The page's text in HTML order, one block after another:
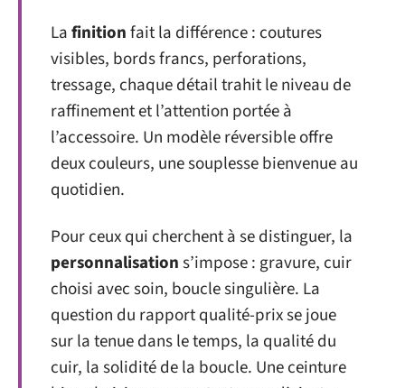
Lafinitionfait la différence : coutures
visibles, bords francs, perforations,
tressage, chaque détail trahit le niveau de
raffinement et l’attention portée à
l’accessoire. Un modèle réversible offre
deux couleurs, une souplesse bienvenue au
quotidien.
Pour ceux qui cherchent à se distinguer, la
personnalisations’impose : gravure, cuir
choisi avec soin, boucle singulière. La
question du rapport qualité-prix se joue
sur la tenue dans le temps, la qualité du
cuir, la solidité de la boucle. Une ceinture